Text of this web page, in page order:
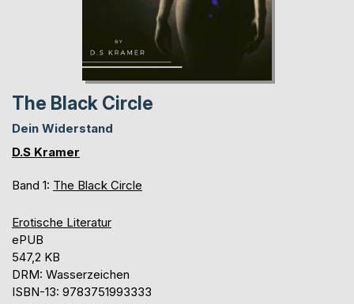
The Black Circle
Dein Widerstand
D.S Kramer
Band 1: The Black Circle
Erotische Literatur
ePUB
547,2 KB
DRM: Wasserzeichen
ISBN-13: 9783751993333